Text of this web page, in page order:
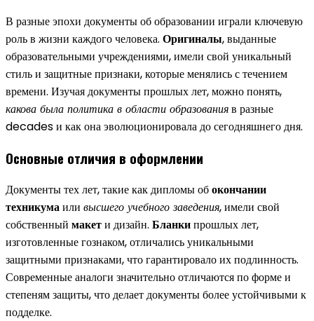
В разные эпохи документы об образовании играли ключевую
роль в жизни каждого человека. Оригиналы, выданные
образовательными учреждениями, имели свой уникальный
стиль и защитные признаки, которые менялись с течением
времени. Изучая документы прошлых лет, можно понять,
какова была политика в области образованияв разные
decades и как она эволюционировала до сегодняшнего дня.
Основные отличия в оформлении
Документы тех лет, такие как дипломы обокончании
техникумаили высшего учебного заведения, имели свой
собственный макети дизайн. Бланкипрошлых лет,
изготовленные гознаком, отличались уникальными
защитными признаками, что гарантировало их подлинность.
Современные аналоги значительно отличаются по форме и
степеням защиты, что делает документы более устойчивыми к
подделке.